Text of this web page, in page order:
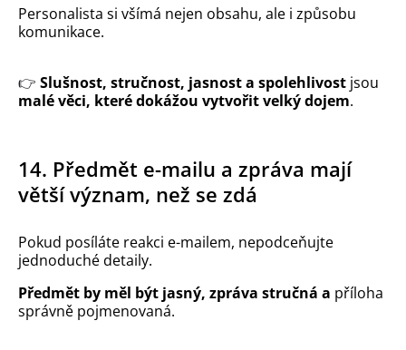
Personalista si všímá nejen obsahu, ale i způsobu
komunikace.
👉 Slušnost, stručnost, jasnost a spolehlivost jsou
malé věci, které dokážou vytvořit velký dojem.
14. Předmět e-mailu a zpráva mají
větší význam, než se zdá
Pokud posíláte reakci e-mailem, nepodceňujte
jednoduché detaily.
Předmět by měl být jasný, zpráva stručná a příloha
správně pojmenovaná.